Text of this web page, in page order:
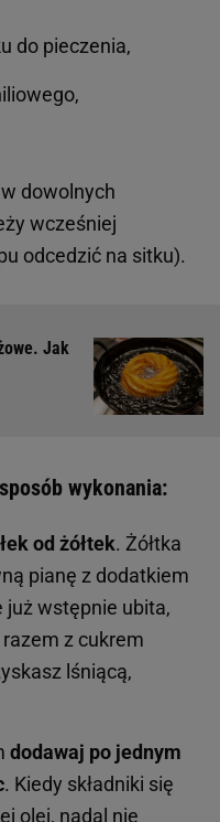
do pieczenia,
dowolnych
wcześniej
odcedzić na sitku).
Jak
wykonania:
od żółtek. Żółtka
pianę z dodatkiem
już wstępnie ubita,
z cukrem
lśniącą,
dodawaj po jednym
. Kiedy składniki się
olej, nadal nie